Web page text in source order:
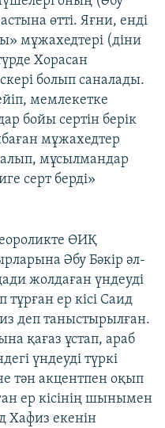
өтті. Яғни, енді
мұжахедтері (діни
Хорасан
болып саналады.
мемлекетке
бойы сертін берік
мұжахедтер
алып, мұсылмандар
серт берді»
ӨИҚ
Әбу Бәкір әл-
жолдаған үндеуді
тұрған ер кісі Саид
деп таныстырылған.
қағаз ұстап, араб
үндеуді түркі
тән акцентпен оқып
ер кісінің шынымен
Хафиз екенін